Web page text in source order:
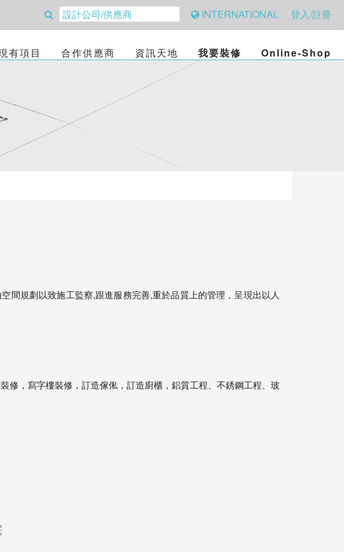
INTERNATIONAL 登入/註冊
有項目 合作供應商 資訊天地 我要裝修 Online-Shop
間規劃以致施工監察,跟進服務完善,重於品質上的管理，呈現出以人
修，寫字樓裝修，訂造傢俬，訂造廚櫃，鋁質工程、不銹鋼工程、玻